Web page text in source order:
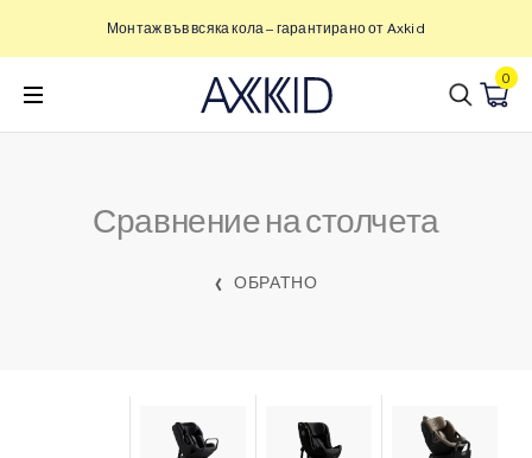
съдържанието
Монтаж във всяка кола – гарантирано от Axkid
0
Сравнение на столчета
ОБРАТНО